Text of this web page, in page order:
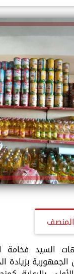
السيد فخامة
بزيادة